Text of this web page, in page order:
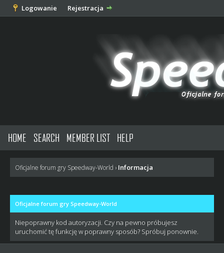
Logowanie Rejestracja
HOME SEARCH MEMBER LIST HELP
Oficjalne forum gry Speedway-World › Informacja
Oficjalne forum gry Speedway-World
Niepoprawny kod autoryzacji. Czy na pewno próbujesz
uruchomić tę funkcję w poprawny sposób? Spróbuj ponownie.